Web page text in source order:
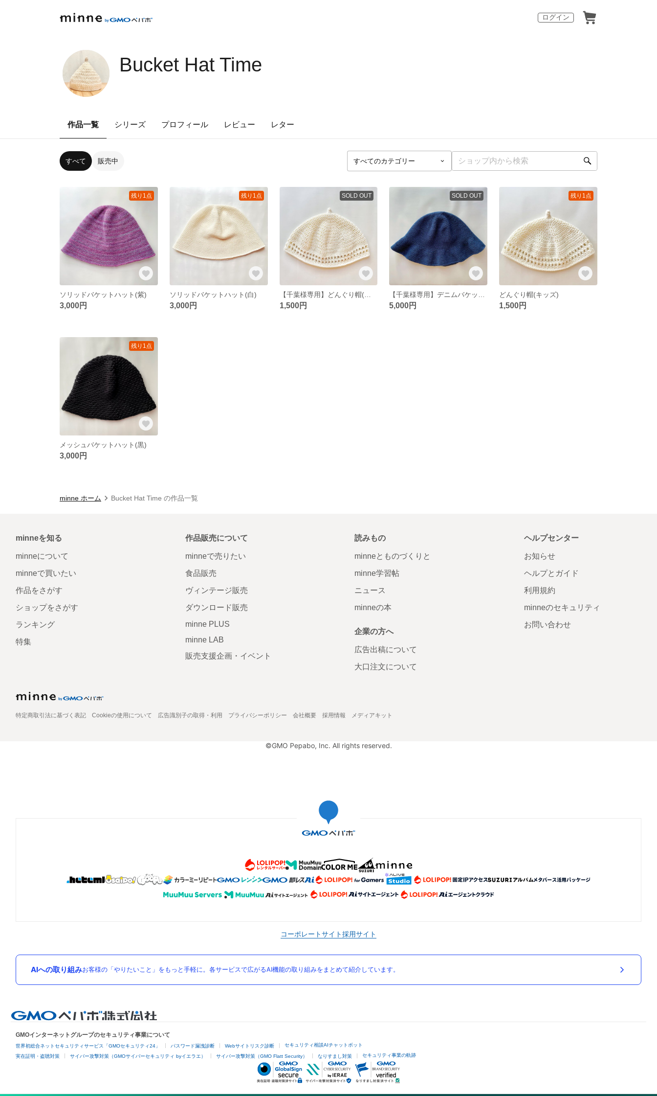
ログイン
Bucket Hat Time
作品一覧 シリーズ プロフィール レビュー レター
すべて 販売中
残り1点
ソリッドバケットハット(紫)
3,000円
残り1点
ソリッドバケットハット(白)
3,000円
SOLD OUT
【千葉様専用】どんぐり帽(キッズ)
1,500円
SOLD OUT
5,000円
残り1点
どんぐり帽(キッズ)
1,500円
残り1点
メッシュバケットハット(黒)
3,000円
minne ホーム Bucket Hat Time の作品一覧
minneを知る
minneについて
minneで買いたい
作品をさがす
ショップをさがす
ランキング
特集
作品販売について
minneで売りたい
食品販売
ヴィンテージ販売
ダウンロード販売
minne PLUS
minne LAB
販売支援企画・イベント
読みもの
minneとものづくりと
minne学習帖
ニュース
minneの本
企業の方へ
広告出稿について
大口注文について
ヘルプセンター
お知らせ
ヘルプとガイド
利用規約
minneのセキュリティ
お問い合わせ
特定商取引法に基づく表記 Cookieの使用について 広告識別子の取得・利用 プライバシーポリシー 会社概要 採用情報 メディアキット
©GMO Pepabo, Inc. All rights reserved.
コーポレートサイト採用サイト
AIへの取り組みお客様の「やりたいこと」をもっと手軽に。各サービスで広がるAI機能の取り組みをまとめて紹介しています。
GMOインターネットグループのセキュリティ事業について
世界初総合ネットセキュリティサービス「GMOセキュリティ24」 パスワード漏洩診断 Webサイトリスク診断 セキュリティ相談AIチャットボット
実在証明・盗聴対策 サイバー攻撃対策（GMOサイバーセキュリティ byイエラエ） サイバー攻撃対策（GMO Flatt Security） なりすまし対策 セキュリティ事業の軌跡